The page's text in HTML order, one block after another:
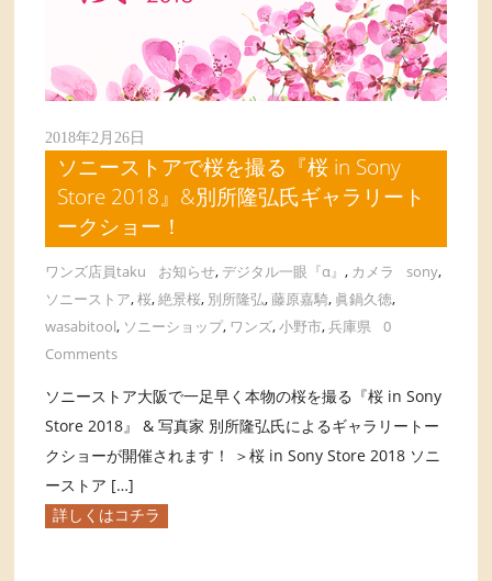
2018年2月26日
ソニーストアで桜を撮る『桜 in Sony
Store 2018』&別所隆弘氏ギャラリート
ークショー！
ワンズ店員taku お知らせ, デジタル一眼『α』, カメラ sony,
ソニーストア,桜,絶景桜, 別所隆弘,藤原嘉騎, 眞鍋久徳,
wasabitool, ソニーショップ, ワンズ,小野市,兵庫県
0
Comments
ソニーストア大阪で一足早く本物の桜を撮る『桜 in Sony
Store 2018』 & 写真家 別所隆弘氏によるギャラリートー
クショーが開催されます！ ＞桜 in Sony Store 2018 ソニ
ーストア […]
詳しくはコチラ